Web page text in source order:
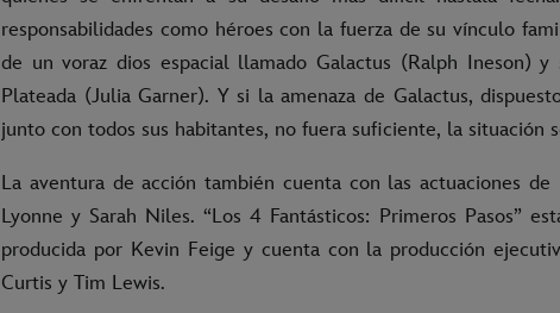
responsabilidades como héroes con la fuerza de su vínculo
de un voraz dios espacial llamado Galactus (Ralph Ineson)
Plateada (Julia Garner). Y si la amenaza de Galactus,
junto con todos sus habitantes, no fuera suficiente, la situación
La aventura de acción también cuenta con las actuaciones
Lyonne y Sarah Niles. “Los 4 Fantásticos: Primeros Pasos”
producida por Kevin Feige y cuenta con la producción
Curtis y Tim Lewis.